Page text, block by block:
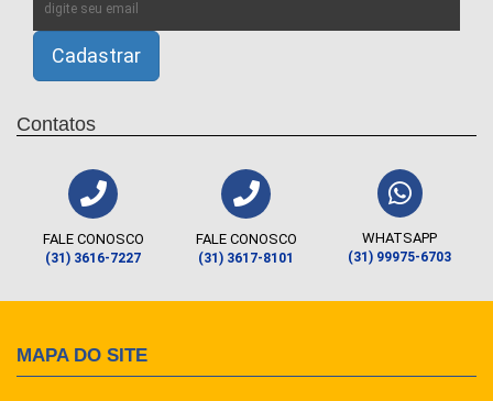
Contatos
FALE CONOSCO
(31) 3616-7227
FALE CONOSCO
(31) 3617-8101
WHATSAPP
(31) 99975-6703
MAPA DO SITE